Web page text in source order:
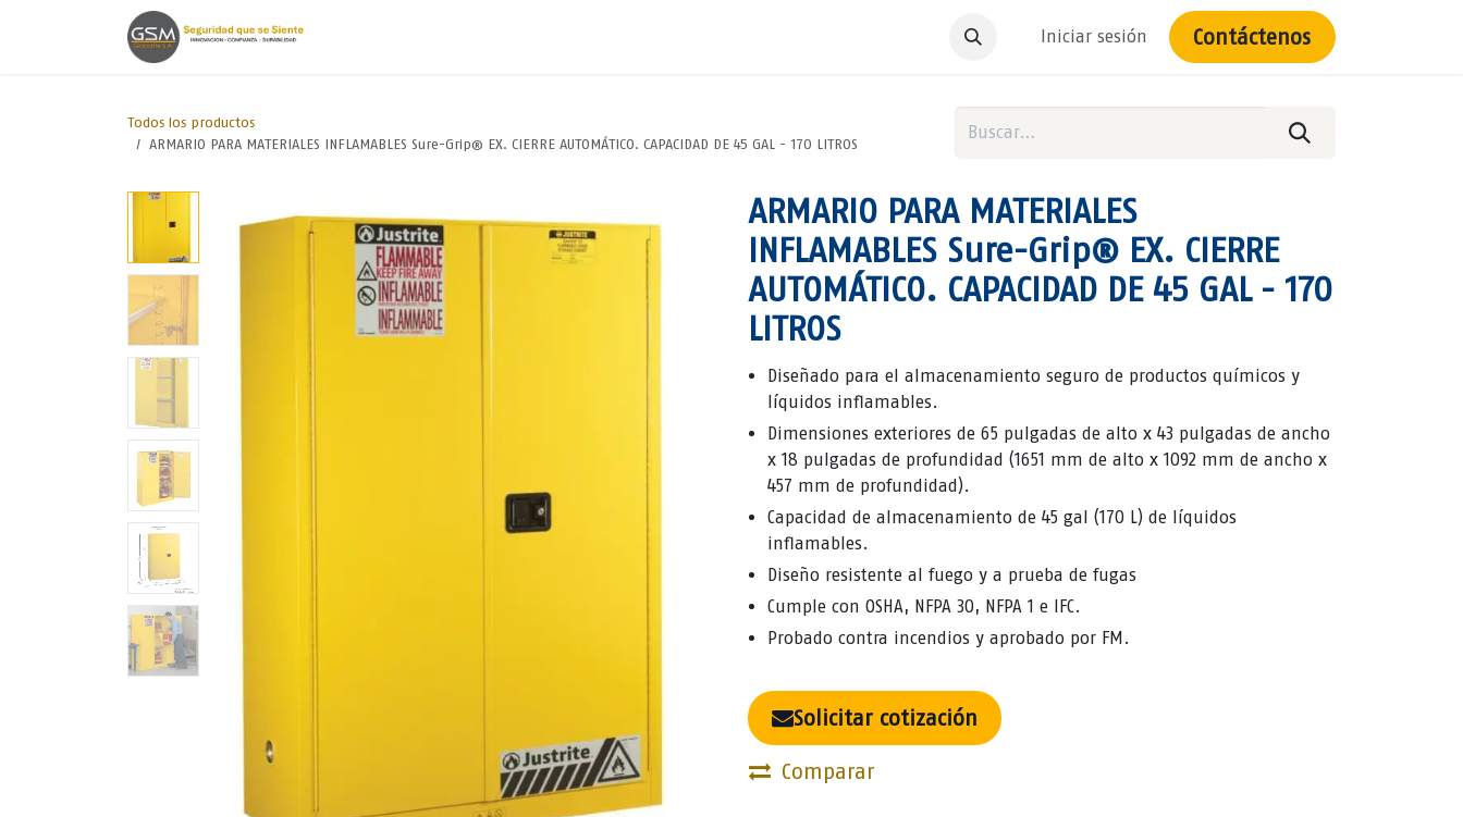
Ir al contenido
Iniciar sesión Contáctenos
Todos los productos
ARMARIO PARA MATERIALES INFLAMABLES Sure-Grip® EX. CIERRE AUTOMÁTICO. CAPACIDAD DE 45 GAL - 170 LITROS
ARMARIO PARA MATERIALES
INFLAMABLES Sure-Grip® EX. CIERRE
AUTOMÁTICO. CAPACIDAD DE 45 GAL - 170
LITROS
Diseñado para el almacenamiento seguro de productos químicos y
líquidos inflamables.
Dimensiones exteriores de 65 pulgadas de alto x 43 pulgadas de ancho
x 18 pulgadas de profundidad (1651 mm de alto x 1092 mm de ancho x
457 mm de profundidad).
Capacidad de almacenamiento de 45 gal (170 L) de líquidos
inflamables.
Diseño resistente al fuego y a prueba de fugas
Cumple con OSHA, NFPA 30, NFPA 1 e IFC.
Probado contra incendios y aprobado por FM.
Solicitar cotización
Comparar